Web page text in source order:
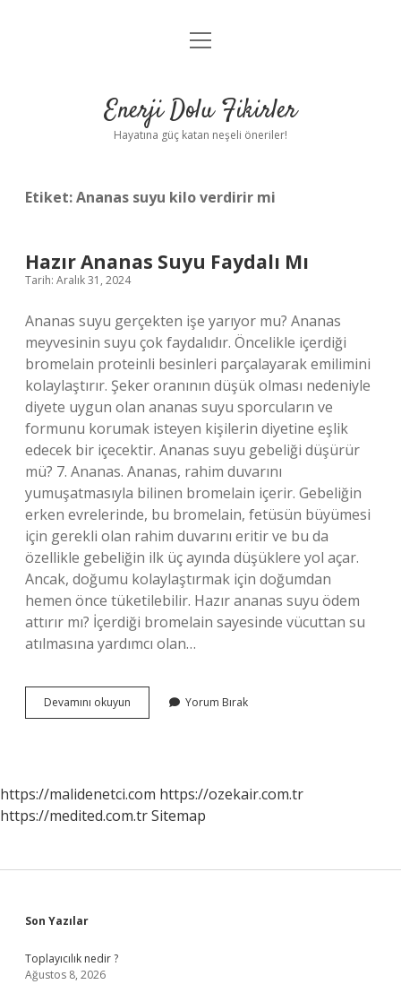
Anasayfa
Yasal Uyarı
menüyü
Enerji Dolu Fikirler
Hayatına güç katan neşeli öneriler!
Etiket:Ananas suyu kilo verdirir mi
Hazır Ananas Suyu Faydalı Mı
Tarih: Aralık 31, 2024
Ananas suyu gerçekten işe yarıyor mu? Ananas
meyvesinin suyu çok faydalıdır. Öncelikle içerdiği
bromelain proteinli besinleri parçalayarak emilimini
kolaylaştırır. Şeker oranının düşük olması nedeniyle
diyete uygun olan ananas suyu sporcuların ve
formunu korumak isteyen kişilerin diyetine eşlik
edecek bir içecektir. Ananas suyu gebeliği düşürür
mü? 7. Ananas. Ananas, rahim duvarını
yumuşatmasıyla bilinen bromelain içerir. Gebeliğin
erken evrelerinde, bu bromelain, fetüsün büyümesi
için gerekli olan rahim duvarını eritir ve bu da
özellikle gebeliğin ilk üç ayında düşüklere yol açar.
Ancak, doğumu kolaylaştırmak için doğumdan
hemen önce tüketilebilir. Hazır ananas suyu ödem
attırır mı? İçerdiği bromelain sayesinde vücuttan su
atılmasına yardımcı olan…
Devamını okuyun
Ananas
Yorum Bırak
https://malidenetci.com https://ozekair.com.tr
https://medited.com.trSitemap
Sidebar
Son Yazılar
Toplayıcılık nedir ?
Ağustos 8, 2026